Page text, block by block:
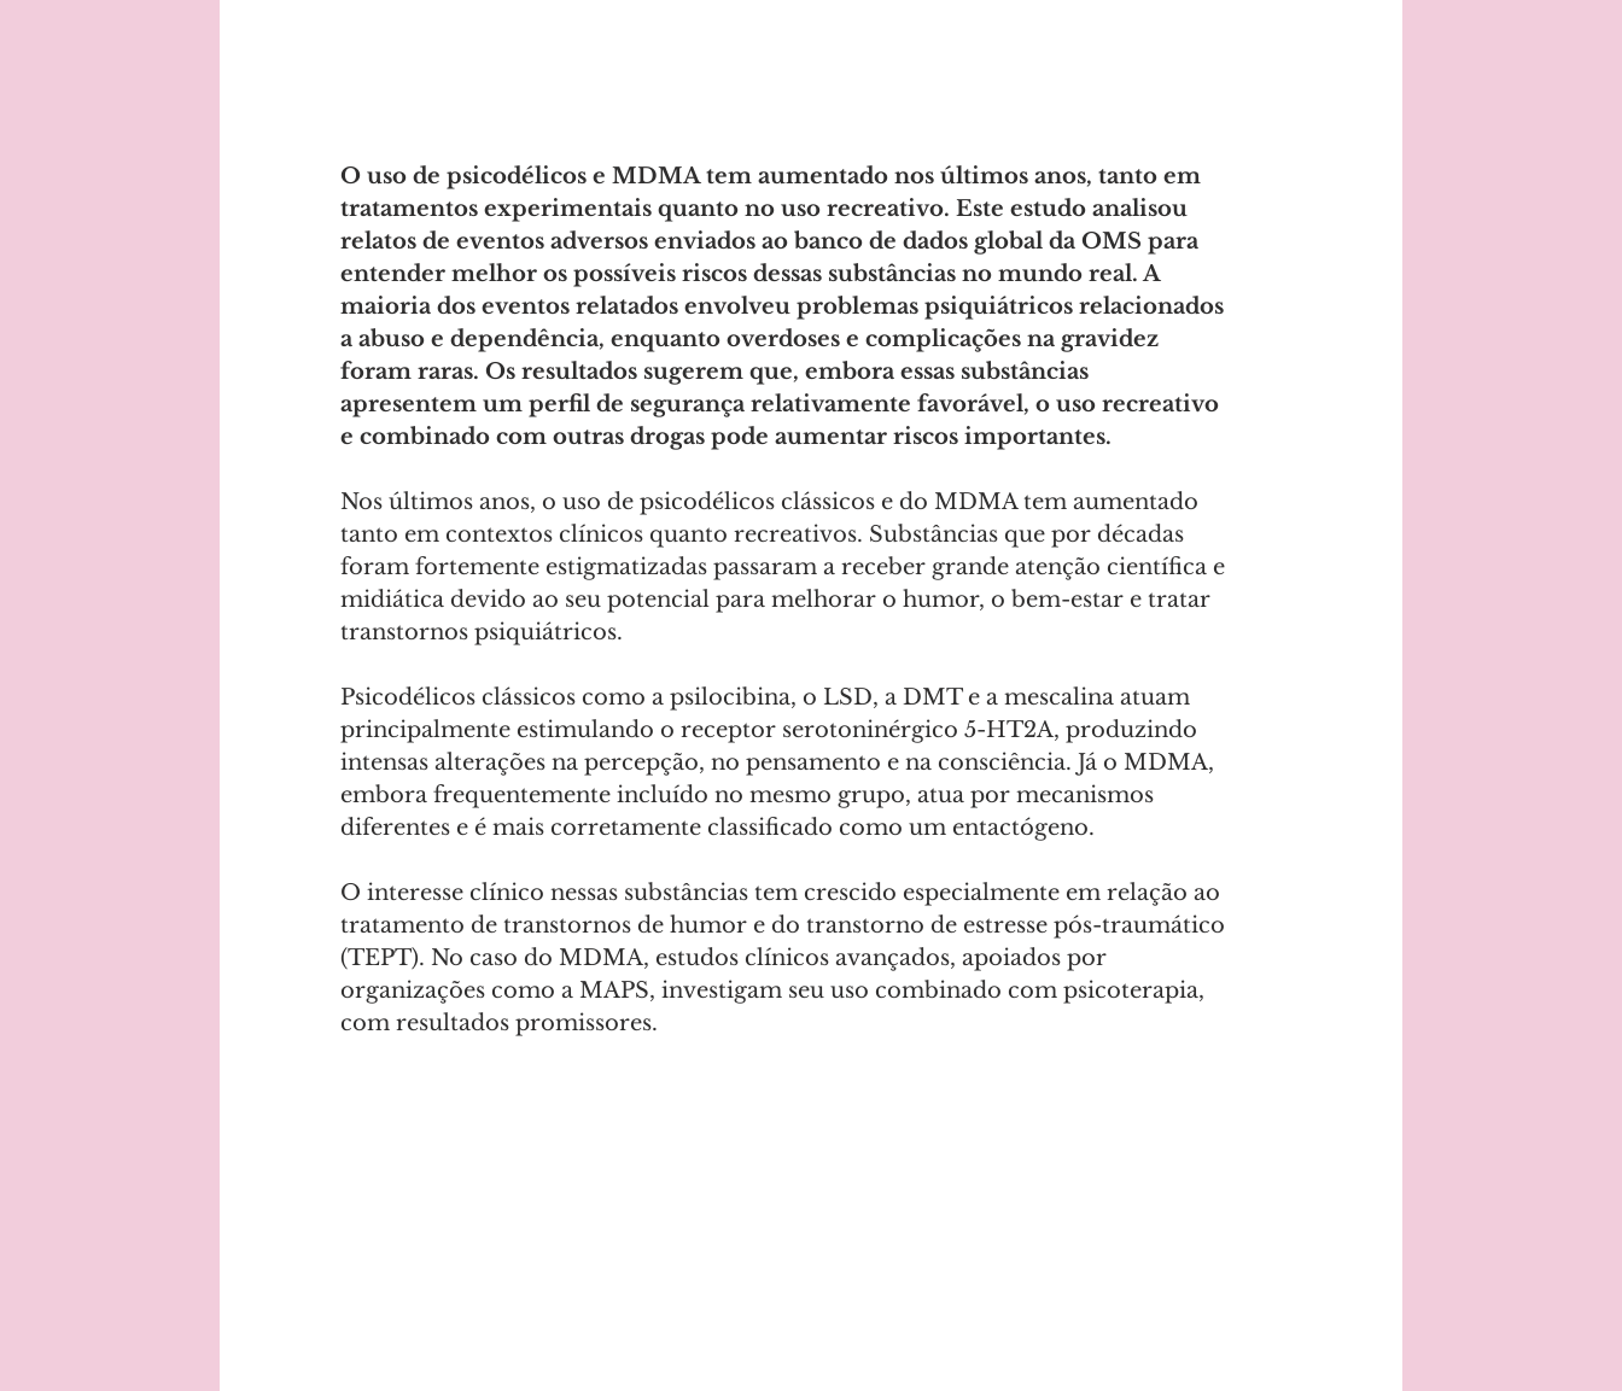
O uso de psicodélicos e MDMA tem aumentado nos últimos anos, tanto em
tratamentos experimentais quanto no uso recreativo. Este estudo analisou
relatos de eventos adversos enviados ao banco de dados global da OMS para
entender melhor os possíveis riscos dessas substâncias no mundo real. A
maioria dos eventos relatados envolveu problemas psiquiátricos relacionados
a abuso e dependência, enquanto overdoses e complicações na gravidez
foram raras. Os resultados sugerem que, embora essas substâncias
apresentem um perfil de segurança relativamente favorável, o uso recreativo
e combinado com outras drogas pode aumentar riscos importantes.
Nos últimos anos, o uso de psicodélicos clássicos e do MDMA tem aumentado
tanto em contextos clínicos quanto recreativos. Substâncias que por décadas
foram fortemente estigmatizadas passaram a receber grande atenção científica e
midiática devido ao seu potencial para melhorar o humor, o bem-estar e tratar
transtornos psiquiátricos.
Psicodélicos clássicos como a psilocibina, o LSD, a DMT e a mescalina atuam
principalmente estimulando o receptor serotoninérgico 5-HT2A, produzindo
intensas alterações na percepção, no pensamento e na consciência. Já o MDMA,
embora frequentemente incluído no mesmo grupo, atua por mecanismos
diferentes e é mais corretamente classificado como um entactógeno.
O interesse clínico nessas substâncias tem crescido especialmente em relação ao
tratamento de transtornos de humor e do transtorno de estresse pós-traumático
(TEPT). No caso do MDMA, estudos clínicos avançados, apoiados por
organizações como a MAPS, investigam seu uso combinado com psicoterapia,
com resultados promissores.